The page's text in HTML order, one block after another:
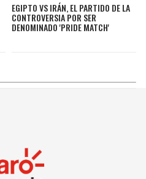
EGIPTO VS IRÁN, EL PARTIDO DE LA
CONTROVERSIA POR SER
DENOMINADO 'PRIDE MATCH'